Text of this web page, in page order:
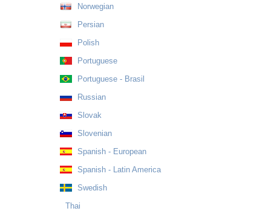
Norwegian
Persian
Polish
Portuguese
Portuguese - Brasil
Russian
Slovak
Slovenian
Spanish - European
Spanish - Latin America
Swedish
Thai